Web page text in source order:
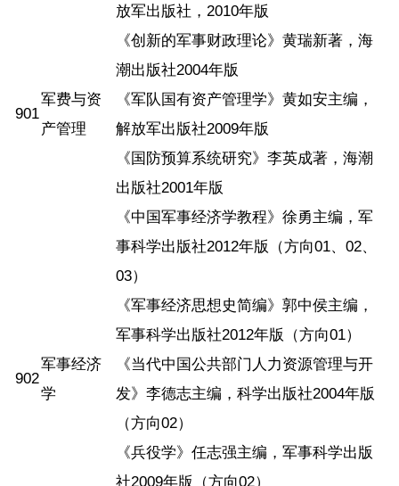
放军出版社，2010年版
901
军费与资
产管理
《创新的军事财政理论》黄瑞新著，海
潮出版社2004年版
《军队国有资产管理学》黄如安主编，
解放军出版社2009年版
《国防预算系统研究》李英成著，海潮
出版社2001年版
902
军事经济
学
《中国军事经济学教程》徐勇主编，军
事科学出版社2012年版（方向01、02、
03）
《军事经济思想史简编》郭中侯主编，
军事科学出版社2012年版（方向01）
《当代中国公共部门人力资源管理与开
发》李德志主编，科学出版社2004年版
（方向02）
《兵役学》任志强主编，军事科学出版
社2009年版（方向02）